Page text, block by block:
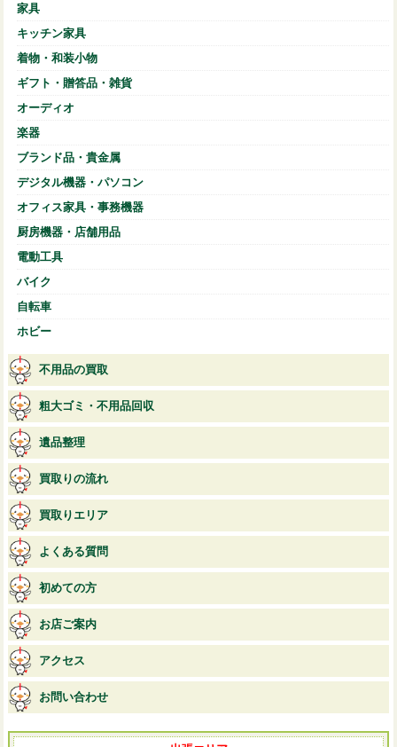
家具
キッチン家具
着物・和装小物
ギフト・贈答品・雑貨
オーディオ
楽器
ブランド品・貴金属
デジタル機器・パソコン
オフィス家具・事務機器
厨房機器・店舗用品
電動工具
バイク
自転車
ホビー
不用品の買取
粗大ゴミ・不用品回収
遺品整理
買取りの流れ
買取りエリア
よくある質問
初めての方
お店ご案内
アクセス
お問い合わせ